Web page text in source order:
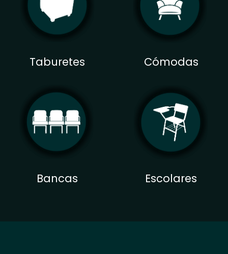
Taburetes Cómodas
Bancas Escolares